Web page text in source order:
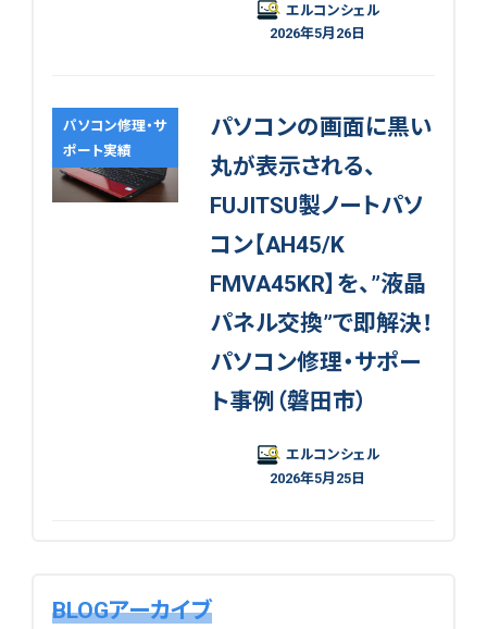
エルコンシェル
2026年5月26日
パソコン修理・サ
ポート実績
パソコンの画面に黒い
丸が表示される、
FUJITSU製ノートパソ
コン【AH45/K
FMVA45KR】を、”液晶
パネル交換”で即解決！
パソコン修理・サポー
ト事例（磐田市）
エルコンシェル
2026年5月25日
BLOGアーカイブ